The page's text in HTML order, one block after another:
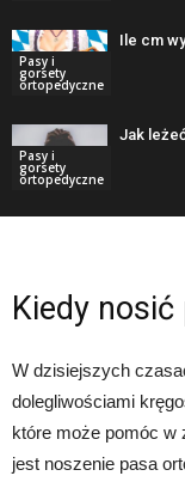
Pasy i
gorsety
ortopedyczne
Ile cm
Pasy i
gorsety
ortopedyczne
Jak
Kiedy
W dzisiejszych
dolegliwościami
które może pomóc w
jest noszenie pasa